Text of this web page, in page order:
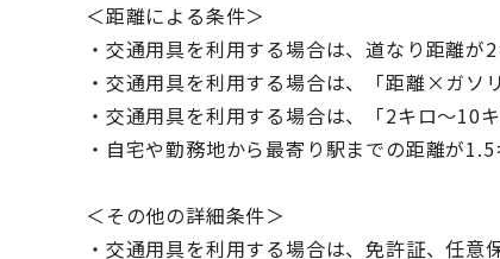
＜距離による条件＞
・交通用具を利用する場合は、道なり距離が
・交通用具を利用する場合は、「距離×ガソ
・交通用具を利用する場合は、「2キロ～10
・自宅や勤務地から最寄り駅までの距離が
＜その他の詳細条件＞
・交通用具を利用する場合は、免許証、任